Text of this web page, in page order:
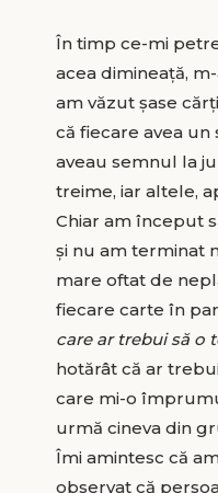
În timp ce-mi
acea dimineață,
am văzut șase
că fiecare avea
aveau semnul la
treime, iar altele,
Chiar am început
și nu am terminat
mare oftat de
fiecare carte în
care ar trebui să o
hotărât că ar
care mi-o
urmă cineva din
Îmi amintesc că
observat că